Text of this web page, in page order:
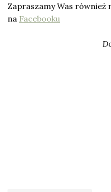
Zapraszamy Was również
na Facebooku